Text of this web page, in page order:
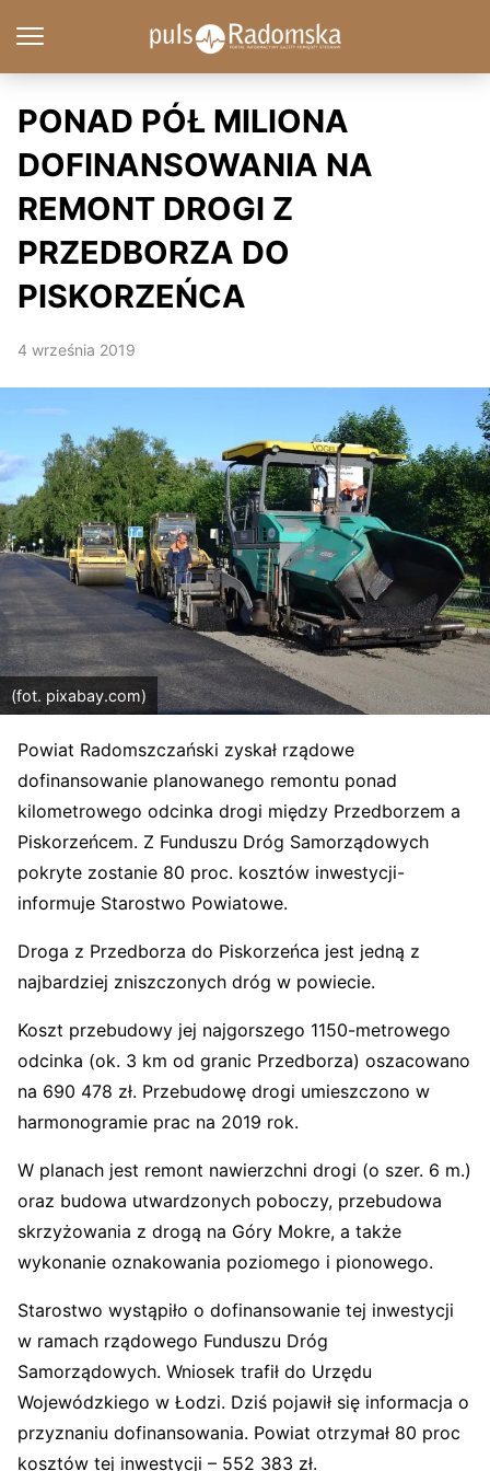
PONAD PÓŁ MILIONA
DOFINANSOWANIA NA
REMONT DROGI Z
PRZEDBORZA DO
PISKORZEŃCA
4 września 2019
(fot. pixabay.com)
Powiat Radomszczański zyskał rządowe
dofinansowanie planowanego remontu ponad
kilometrowego odcinka drogi między Przedborzem a
Piskorzeńcem. Z Funduszu Dróg Samorządowych
pokryte zostanie 80 proc. kosztów inwestycji-
informuje Starostwo Powiatowe.
Droga z Przedborza do Piskorzeńca jest jedną z
najbardziej zniszczonych dróg w powiecie.
Koszt przebudowy jej najgorszego 1150-metrowego
odcinka (ok. 3 km od granic Przedborza) oszacowano
na 690 478 zł. Przebudowę drogi umieszczono w
harmonogramie prac na 2019 rok.
W planach jest remont nawierzchni drogi (o szer. 6 m.)
oraz budowa utwardzonych poboczy, przebudowa
skrzyżowania z drogą na Góry Mokre, a także
wykonanie oznakowania poziomego i pionowego.
Starostwo wystąpiło o dofinansowanie tej inwestycji
w ramach rządowego Funduszu Dróg
Samorządowych. Wniosek trafił do Urzędu
Wojewódzkiego w Łodzi. Dziś pojawił się informacja o
przyznaniu dofinansowania. Powiat otrzymał 80 proc
kosztów tej inwestycji – 552 383 zł.